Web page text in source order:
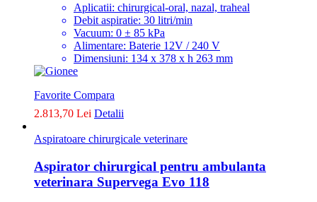
Aplicatii: chirurgical-oral, nazal, traheal
Debit aspiratie: 30 litri/min
Vacuum: 0 ± 85 kPa
Alimentare: Baterie 12V / 240 V
Dimensiuni: 134 x 378 x h 263 mm
Favorite Compara
2.813,70 Lei Detalii
Aspiratoare chirurgicale veterinare
Aspirator chirurgical pentru ambulanta
veterinara Supervega Evo 118